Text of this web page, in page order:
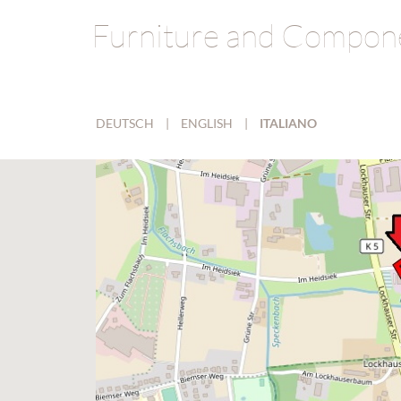
Furniture and
DEUTSCH | ENGLISH | ITALIANO